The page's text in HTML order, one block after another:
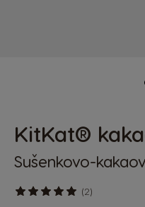
KitKat®
Sušenkovo-
(2)